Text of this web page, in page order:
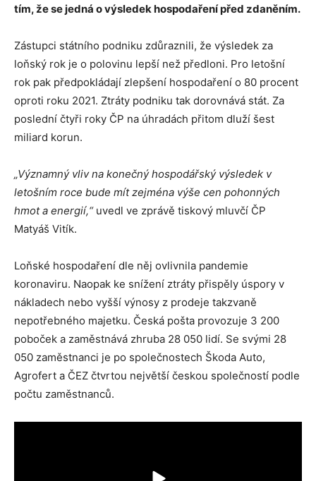
tím, že se jedná o výsledek hospodaření před zdaněním.
Zástupci státního podniku zdůraznili, že výsledek za
loňský rok je o polovinu lepší než předloni. Pro letošní
rok pak předpokládají zlepšení hospodaření o 80 procent
oproti roku 2021. Ztráty podniku tak dorovnává stát. Za
poslední čtyři roky ČP na úhradách přitom dluží šest
miliard korun.
„Významný vliv na konečný hospodářský výsledek v
letošním roce bude mít zejména výše cen pohonných
hmot a energií,“uvedl ve zprávě tiskový mluvčí ČP
Matyáš Vitík.
Loňské hospodaření dle něj ovlivnila pandemie
koronaviru. Naopak ke snížení ztráty přispěly úspory v
nákladech nebo vyšší výnosy z prodeje takzvaně
nepotřebného majetku. Česká pošta provozuje 3 200
poboček a zaměstnává zhruba 28 050 lidí. Se svými 28
050 zaměstnanci je po společnostech Škoda Auto,
Agrofert a ČEZ čtvrtou největší českou společností podle
počtu zaměstnanců.